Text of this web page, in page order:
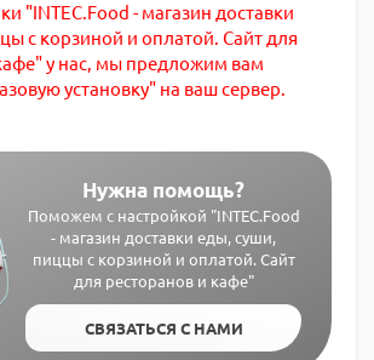
"INTEC.Food - магазин доставки
с корзиной и оплатой. Сайт для
у нас, мы предложим вам
установку" на ваш сервер.
Нужна помощь?
Поможем с настройкой "INTEC.Food
- магазин доставки еды, суши,
пиццы с корзиной и оплатой. Сайт
для ресторанов и кафе"
СВЯЗАТЬСЯ С НАМИ